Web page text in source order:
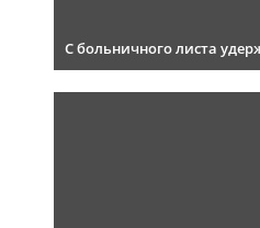
С больничного листа